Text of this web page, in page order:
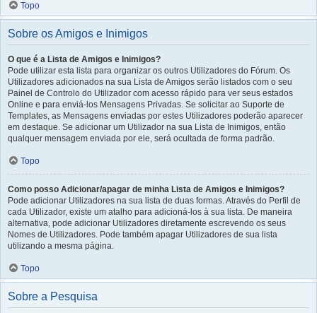
Topo
Sobre os Amigos e Inimigos
O que é a Lista de Amigos e Inimigos?
Pode utilizar esta lista para organizar os outros Utilizadores do Fórum. Os
Utilizadores adicionados na sua Lista de Amigos serão listados com o seu
Painel de Controlo do Utilizador com acesso rápido para ver seus estados
Online e para enviá-los Mensagens Privadas. Se solicitar ao Suporte de
Templates, as Mensagens enviadas por estes Utilizadores poderão aparecer
em destaque. Se adicionar um Utilizador na sua Lista de Inimigos, então
qualquer mensagem enviada por ele, será ocultada de forma padrão.
Topo
Como posso Adicionar/apagar de minha Lista de Amigos e Inimigos?
Pode adicionar Utilizadores na sua lista de duas formas. Através do Perfil de
cada Utilizador, existe um atalho para adicioná-los à sua lista. De maneira
alternativa, pode adicionar Utilizadores diretamente escrevendo os seus
Nomes de Utilizadores. Pode também apagar Utilizadores de sua lista
utilizando a mesma página.
Topo
Sobre a Pesquisa